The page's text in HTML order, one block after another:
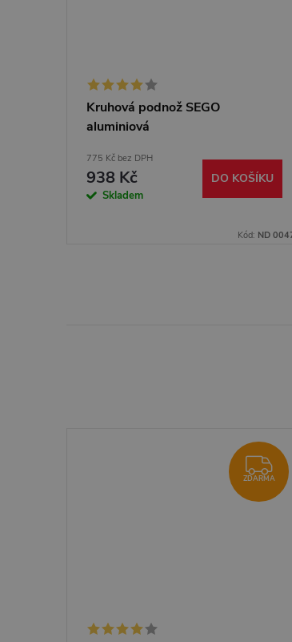
Kruhová podnož SEGO
aluminiová
775 Kč bez DPH
938 Kč
Skladem
DO KOŠÍKU
Kód: ND
ZDARMA